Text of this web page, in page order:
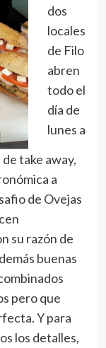
dos
locales
de Filo
abren
todo el
día de
lunes a
take away,
a
de Ovejas
su razón de
buenas
pero que
Y para
los detalles,